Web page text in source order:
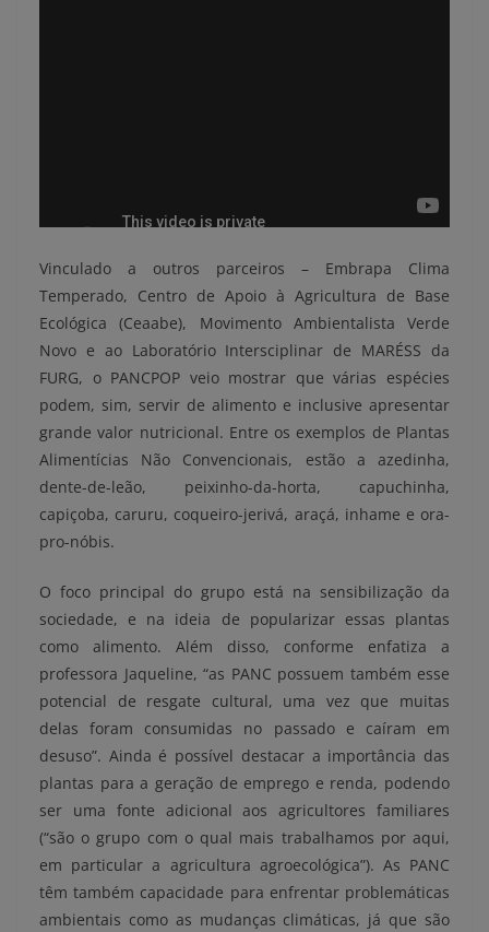
Vinculado a outros parceiros – Embrapa Clima
Temperado, Centro de Apoio à Agricultura de Base
Ecológica (Ceaabe), Movimento Ambientalista Verde
Novo e ao Laboratório Intersciplinar de MARÉSS da
FURG, o PANCPOP veio mostrar que várias espécies
podem, sim, servir de alimento e inclusive apresentar
grande valor nutricional. Entre os exemplos de Plantas
Alimentícias Não Convencionais, estão a azedinha,
dente-de-leão, peixinho-da-horta, capuchinha,
capiçoba, caruru, coqueiro-jerivá, araçá, inhame e ora-
pro-nóbis.
O foco principal do grupo está na sensibilização da
sociedade, e na ideia de popularizar essas plantas
como alimento. Além disso, conforme enfatiza a
professora Jaqueline, “as PANC possuem também esse
potencial de resgate cultural, uma vez que muitas
delas foram consumidas no passado e caíram em
desuso”. Ainda é possível destacar a importância das
plantas para a geração de emprego e renda, podendo
ser uma fonte adicional aos agricultores familiares
(“são o grupo com o qual mais trabalhamos por aqui,
em particular a agricultura agroecológica”). As PANC
têm também capacidade para enfrentar problemáticas
ambientais como as mudanças climáticas, já que são